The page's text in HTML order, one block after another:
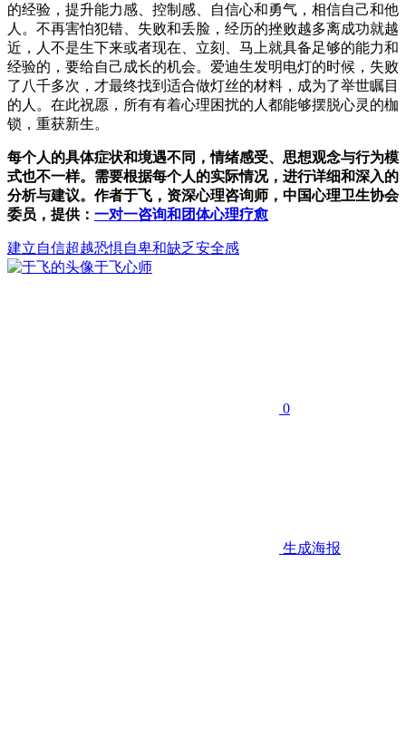
的经验，提升能力感、控制感、自信心和勇气，相信自己和他
人。不再害怕犯错、失败和丢脸，经历的挫败越多离成功就越
近，人不是生下来或者现在、立刻、马上就具备足够的能力和
经验的，要给自己成长的机会。爱迪生发明电灯的时候，失败
了八千多次，才最终找到适合做灯丝的材料，成为了举世瞩目
的人。在此祝愿，所有有着心理困扰的人都能够摆脱心灵的枷
锁，重获新生。
每个人的具体症状和境遇不同，情绪感受、思想观念与行为模
式也不一样。需要根据每个人的实际情况，进行详细和深入的
分析与建议。作者于飞，资深心理咨询师，中国心理卫生协会
委员，提供： 一对一咨询和团体心理疗愈
建立自信超越恐惧自卑和缺乏安全感
于飞心师
0
生成海报